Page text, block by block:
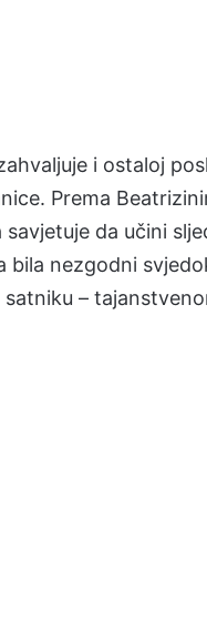
i ostaloj
Prema
savjetuje da učini
bila nezgodni
satniku –